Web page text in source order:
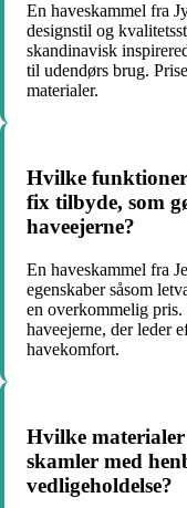
En haveskammel fra
designstil og
skandinavisk
til udendørs brug.
materialer.
Hvilke
fix tilbyde, som
haveejerne?
En haveskammel fra
egenskaber såsom
en overkommelig
haveejerne, der leder
havekomfort.
Hvilke materialer
skamler med
vedligeholdelse?